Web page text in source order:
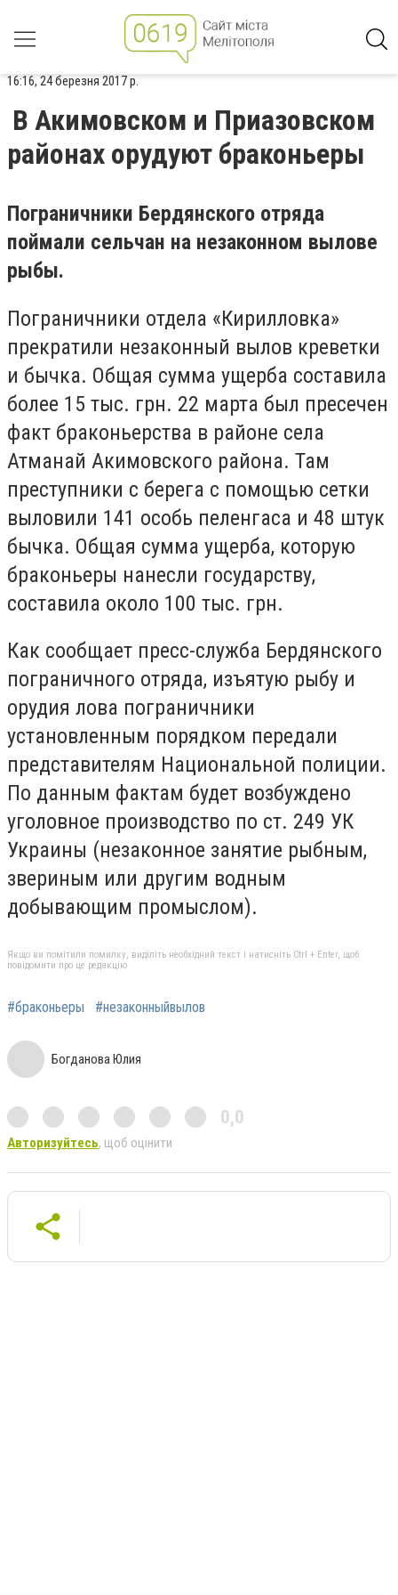
16:16, 24 березня 2017 р.
В Акимовском и Приазовском
районах орудуют браконьеры
Пограничники Бердянского отряда
поймали сельчан на незаконном вылове
рыбы.
Пограничники отдела «Кирилловка»
прекратили незаконный вылов креветки
и бычка. Общая сумма ущерба составила
более 15 тыс. грн. 22 марта был пресечен
факт браконьерства в районе села
Атманай Акимовского района. Там
преступники с берега с помощью сетки
выловили 141 особь пеленгаса и 48 штук
бычка. Общая сумма ущерба, которую
браконьеры нанесли государству,
составила около 100 тыс. грн.
Как сообщает пресс-служба Бердянского
пограничного отряда, изъятую рыбу и
орудия лова пограничники
установленным порядком передали
представителям Национальной полиции.
По данным фактам будет возбуждено
уголовное производство по ст. 249 УК
Украины (незаконное занятие рыбным,
звериным или другим водным
добывающим промыслом).
Якщо ви помітили помилку, виділіть необхідний текст і натисніть Ctrl + Enter, щоб
повідомити про це редакцію
#браконьеры #незаконныйвылов
Богданова Юлия
0,0
Авторизуйтесь, щоб оцінити